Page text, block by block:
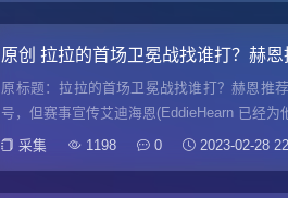
原创 拉拉的首场卫冕战找谁打？赫恩
原标题：拉拉的首场卫冕战找谁打？赫恩推
号，但赛事宣传艾迪海恩(EddieHearn 已经
采集
1198 0 2023-02-28